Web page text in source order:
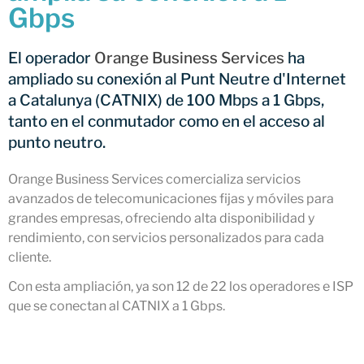
hacia la automatización de
redes, del BGP a la inteligencia
artificial
El CATNIX renueva el servidor
raíz J de DNS
julio 2026
junio 2026
febrero 2026
diciembre 2025
Gbps
El operador Orange Business Services ha
ampliado su conexión al Punt Neutre d'Internet
a Catalunya (CATNIX) de 100 Mbps a 1 Gbps,
tanto en el conmutador como en el acceso al
punto neutro.
Orange Business Services comercializa servicios
avanzados de telecomunicaciones fijas y móviles para
grandes empresas, ofreciendo alta disponibilidad y
rendimiento, con servicios personalizados para cada
cliente.
Con esta ampliación, ya son 12 de 22 los operadores e ISP
que se conectan al CATNIX a 1 Gbps.